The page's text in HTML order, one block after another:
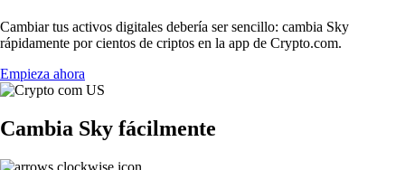
Cambiar tus activos digitales debería ser sencillo: cambia Sky
rápidamente por cientos de criptos en la app de Crypto.com.
Empieza ahora
Cambia Sky fácilmente